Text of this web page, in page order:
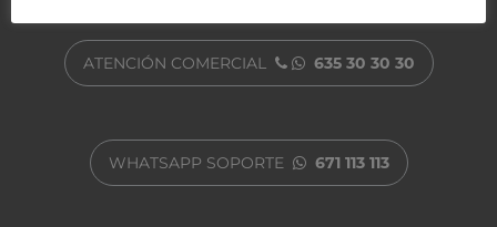
ATENCIÓN COMERCIAL 635 30 30 30
WHATSAPP SOPORTE 671 113 113